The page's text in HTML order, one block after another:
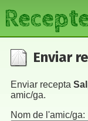
Enviar
Enviar recepta
amic/ga.
Nom de l'amic/ga: